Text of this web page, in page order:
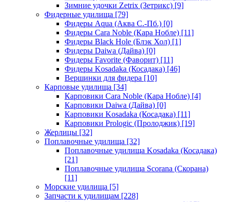
Зимние удочки Zetrix (Зетрикс) [9]
Фидерные удилища [79]
Фидеры Aqua (Аква С.-Пб.) [0]
Фидеры Cara Noble (Кара Нобле) [11]
Фидеры Black Hole (Блэк Хол) [1]
Фидеры Daiwa (Дайва) [0]
Фидеры Favorite (Фаворит) [11]
Фидеры Kosadaka (Косадака) [46]
Вершинки для фидера [10]
Карповые удилища [34]
Карповики Cara Noble (Кара Нобле) [4]
Карповики Daiwa (Дайва) [0]
Карповики Kosadaka (Косадака) [11]
Карповики Prologic (Пролоджик) [19]
Жерлицы [32]
Поплавочные удилища [32]
Поплавочные удилища Kosadaka (Косадака)
[21]
Поплавочные удилища Scorana (Скорана)
[11]
Морские удилища [5]
Запчасти к удилищам [228]